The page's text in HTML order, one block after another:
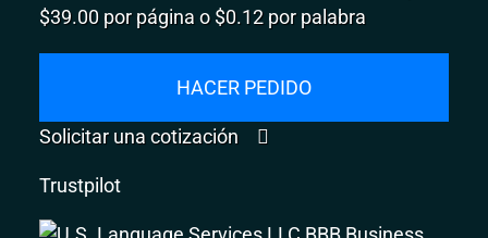
$39.00 por página o $0.12 por palabra
HACER PEDIDO
Solicitar una cotización
Trustpilot